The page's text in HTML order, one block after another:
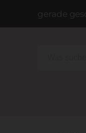
gerade